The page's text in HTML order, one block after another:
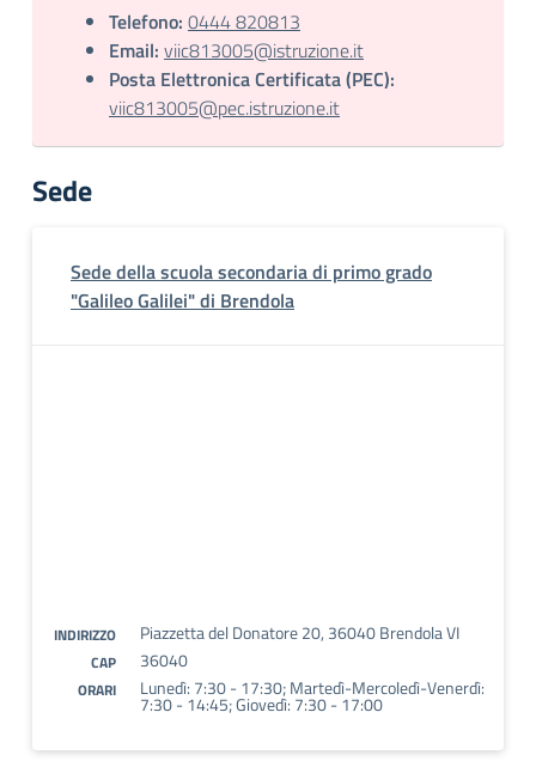
Telefono: 0444 820813
Email: viic813005@istruzione.it
Posta Elettronica Certificata (PEC):
viic813005@pec.istruzione.it
Sede
Sede della scuola secondaria di primo grado
"Galileo Galilei" di Brendola
INDIRIZZO Piazzetta del Donatore 20, 36040 Brendola VI
CAP 36040
ORARI Lunedì: 7:30 - 17:30; Martedì-Mercoledì-Venerdì:
7:30 - 14:45; Giovedì: 7:30 - 17:00